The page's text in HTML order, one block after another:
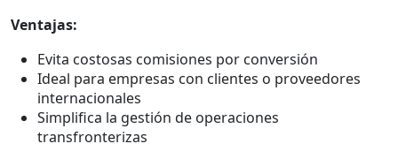
Ventajas:
Evita costosas comisiones por conversión
Ideal para empresas con clientes o proveedores
internacionales
Simplifica la gestión de operaciones
transfronterizas